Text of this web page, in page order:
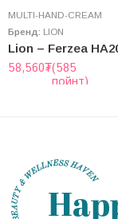
MULTI-HAND-CREAM
Бренд: LION
58,560₮(585
пойнт)